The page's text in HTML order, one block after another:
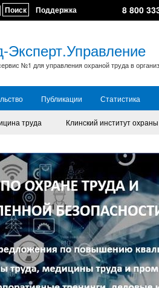
Поиск Поддержка 8 800
Эксперт.Управление
№1 для управления охраной труда в
Публикации Статистика
труда Клинский институт